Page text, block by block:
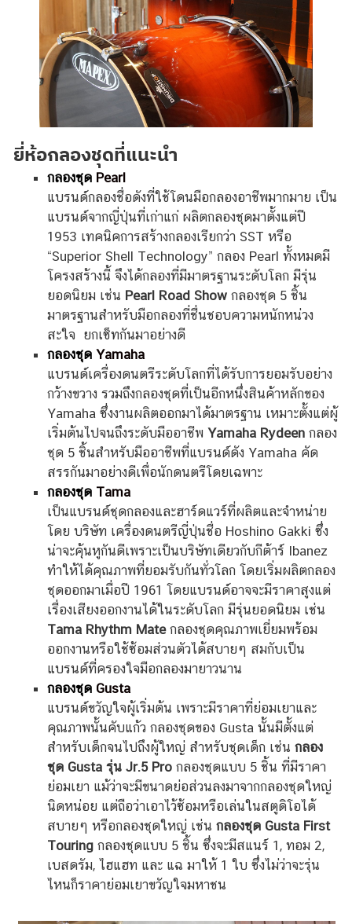
ยี่ห้อกลองชุดที่แนะนำ
กลองชุด Pearl
แบรนด์กลองชื่อดังที่ใช้โดนมือกลองอาชีพมากมาย เป็น
แบรนด์จากญี่ปุ่นที่เก่าแก่ ผลิตกลองชุดมาตั้งแต่ปี
1953 เทคนิคการสร้างกลองเรียกว่า SST หรือ
“Superior Shell Technology” กลอง Pearl ทั้งหมดมี
โครงสร้างนี้ จึงได้กลองที่มีมาตรฐานระดับโลก มีรุ่น
ยอดนิยม เช่น Pearl Road Showกลองชุด 5 ชิ้น
มาตรฐานสำหรับมือกลองที่ชื่นชอบความหนักหน่วง
สะใจ ยกเซ็ทกันมาอย่างดี
กลองชุด Yamaha
แบรนด์เครื่องดนตรีระดับโลกที่ได้รับการยอมรับอย่าง
กว้างขวาง รวมถึงกลองชุดที่เป็นอีกหนึ่งสินค้าหลักของ
Yamaha ซึ่งงานผลิตออกมาได้มาตรฐาน เหมาะตั้งแต่ผู้
เริ่มต้นไปจนถึงระดับมืออาชีพ Yamaha Rydeen กลอง
ชุด 5 ชิ้นสำหรับมืออาชีพที่แบรนด์ดัง Yamaha คัด
สรรกันมาอย่างดีเพื่อนักดนตรีโดยเฉพาะ
กลองชุด Tama
เป็นแบรนด์ชุดกลองและฮาร์ดแวร์ที่ผลิตและจำหน่าย
โดย บริษัท เครื่องดนตรีญี่ปุ่นชื่อ Hoshino Gakki ซึ่ง
น่าจะคุ้นหูกันดีเพราะเป็นบริษัทเดียวกับกีต้าร์ Ibanez
ทำให้ได้คุณภาพที่ยอมรับกันทั่วโลก โดยเริ่มผลิตกลอง
ชุดออกมาเมื่อปี 1961 โดยแบรนด์อาจจะมีราคาสูงแต่
เรื่องเสียงออกงานได้ในระดับโลก มีรุ่นยอดนิยม เช่น
Tama Rhythm Mateกลองชุดคุณภาพเยี่ยมพร้อม
ออกงานหรือใช้ซ้อมส่วนตัวได้สบายๆ สมกับเป็น
แบรนด์ที่ครองใจมือกลองมายาวนาน
กลองชุด Gusta
แบรนด์ขวัญใจผู้เริ่มต้น เพราะมีราคาที่ย่อมเยาและ
คุณภาพนั้นคับแก้ว กลองชุดของ Gusta นั้นมีตั้งแต่
สำหรับเด็กจนไปถึงผู้ใหญ่ สำหรับชุดเด็ก เช่น กลอง
ชุด Gusta รุ่น Jr.5 Pro กลองชุดแบบ 5 ชิ้น ที่มีราคา
ย่อมเยา แม้ว่าจะมีขนาดย่อส่วนลงมาจากกลองชุดใหญ่
นิดหน่อย แต่ถือว่าเอาไว้ซ้อมหรือเล่นในสตูดิโอได้
สบายๆ หรือกลองชุดใหญ่ เช่น กลองชุด Gusta First
Touring กลองชุดแบบ 5 ชิ้น ซึ่งจะมีสแนร์ 1, ทอม 2,
เบสดรัม, ไฮแฮท และ แฉ มาให้ 1 ใบ ซึ่งไม่ว่าจะรุ่น
ไหนก็ราคาย่อมเยาขวัญใจมหาชน